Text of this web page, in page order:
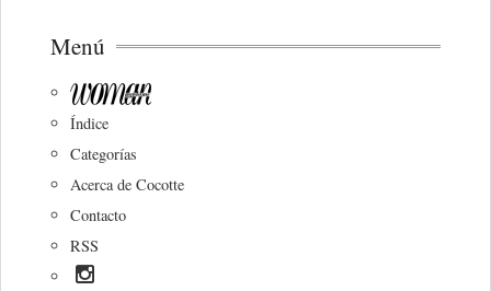
Menú
Índice
Categorías
Acerca de Cocotte
Contacto
RSS